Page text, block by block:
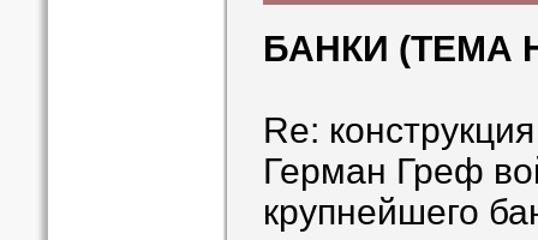
БАНКИ (ТЕМА
Re:
Герман Греф
крупнейшего